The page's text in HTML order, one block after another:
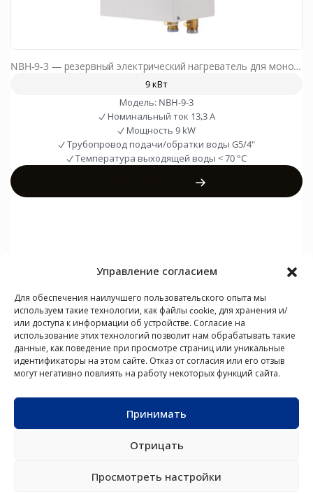
Управление согласием
Для обеспечения наилучшего пользовательского опыта мы
используем такие технологии, как файлы cookie, для хранения и/
или доступа к информации об устройстве. Согласие на
использование этих технологий позволит нам обрабатывать такие
данные, как поведение при просмотре страниц или уникальные
идентификаторы на этом сайте. Отказ от согласия или его отзыв
могут негативно повлиять на работу некоторых функций сайта.
Принимать
Отрицать
Просмотреть настройки
NBH-9-3 — резервный электрический нагреватель для моноблочного теплового насоса
9 кВт
Модель: NBH-9-3
Номинальный ток 13,3 A
Мощность 9 kW
Трубопровод подачи/обратки воды G5/4"
Температура выходящей воды < 70 °C
О NØRDIS
Контакты
КОНДИЦИОНЕРЫ
ТЕПЛОВЫЕ
НАСОСЫ
ВОЗДУХ–
ВОДА
ФАНКОЙЛЫ
VRF-
СИСТЕМЫ
ПОЛЕЗНЫЕ ССЫЛКИ
NØRDIS — интеллектуальные решения для отопления и